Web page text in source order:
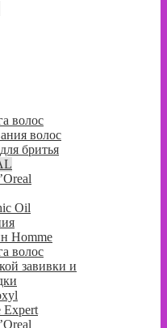
волос
волос
бритья
Oil
Homme
волос
завивки и
Expert